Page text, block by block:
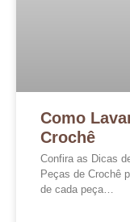
Como
Crochê
Confira as Dicas
Peças de Crochê
de cada peça…